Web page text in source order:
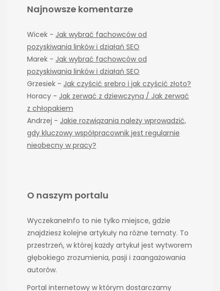
Najnowsze komentarze
Wicek - Jak wybrać fachowców od
pozyskiwania linków i działań SEO
Marek - Jak wybrać fachowców od
pozyskiwania linków i działań SEO
Grzesiek - Jak czyścić srebro i jak czyścić złoto?
Horacy - Jak zerwać z dziewczyną / Jak zerwać
z chłopakiem
Andrzej - Jakie rozwiązania należy wprowadzić,
gdy kluczowy współpracownik jest regularnie
nieobecny w pracy?
O naszym portalu
WyczekaneInfo to nie tylko miejsce, gdzie
znajdziesz kolejne artykuły na różne tematy. To
przestrzeń, w której każdy artykuł jest wytworem
głębokiego zrozumienia, pasji i zaangażowania
autorów.
Portal internetowy w którym dostarczamy